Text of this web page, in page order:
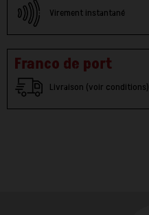
Virement instantané
Franco de port
Livraison (voir conditions)